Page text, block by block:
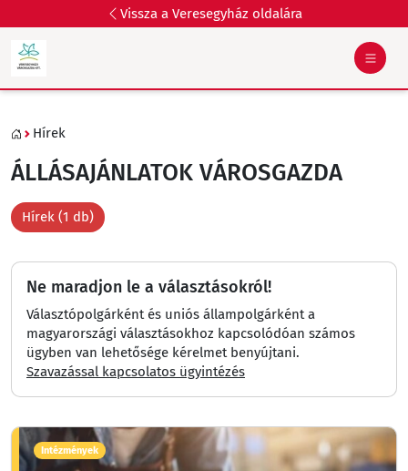
Vissza a Veresegyház oldalára
Hírek
ÁLLÁSAJÁNLATOK VÁROSGAZDA
Hírek (1 db)
Ne maradjon le a választásokról!
Választópolgárként és uniós állampolgárként a
magyarországi választásokhoz kapcsolódóan számos
ügyben van lehetősége kérelmet benyújtani.
Szavazással kapcsolatos ügyintézés
Intézmények